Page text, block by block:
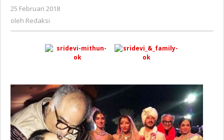
Nama
Ampuh
25 Februari 2018
oleh Redaksi